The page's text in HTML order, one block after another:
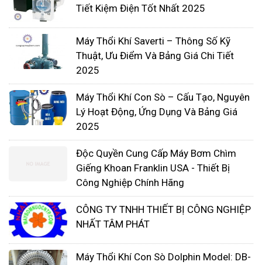
hoàn liên tục, tránh hiện tượng phân tầng
nước. Góp phần đảm bảo chát lượng nguồn
nước
Trong xử lý chất thải:
Tiết Kiệm Điện Tốt Nhất 2025
Máy Thổi Khí Saverti – Thông Số Kỹ
Thuật, Ưu Điểm Và Bảng Giá Chi Tiết
2025
Máy Thổi Khí Con Sò – Cấu Tạo, Nguyên
Lý Hoạt Động, Ứng Dụng Và Bảng Giá
2025
Độc Quyền Cung Cấp Máy Bơm Chìm
Giếng Khoan Franklin USA - Thiết Bị
Công Nghiệp Chính Hãng
CÔNG TY TNHH THIẾT BỊ CÔNG NGHIỆP
NHẤT TÂM PHÁT
Máy Thổi Khí Con Sò Dolphin Model: DB-